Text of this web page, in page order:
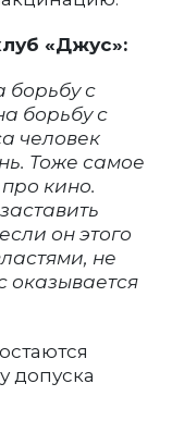
«Джус»:
борьбу с
борьбу с
человек
Тоже самое
кино.
он этого
не
оказывается
допуска